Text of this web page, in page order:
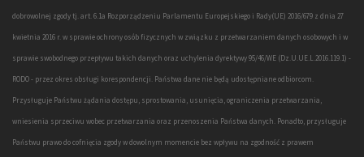
dobrowolnej zgody tj. art. 6.1a Rozporządzeniu Parlamentu Europejskiego i Rady(UE) 2016/679 z dnia 27
kwietnia 2016 r. w sprawie ochrony osób fizycznych w związku z przetwarzaniem danych osobowych i w
sprawie swobodnego przepływu takich danych oraz uchylenia dyrektywy 95/46/WE (Dz.U.UE.L.2016.119.1) -
RODO - przez okres obsługi korespondencji. Państwa dane nie będą udostępniane odbiorcom.
Przysługuje Państwu żądania dostępu, sprostowania, usunięcia, ograniczenia przetwarzania,
wniesienia sprzeciwu wobec przetwarzania oraz przenoszenia Państwa danych. Ponadto, przysługuje
Państwu prawo do cofnięcia zgody w dowolnym momencie bez wpływu na zgodność z prawem